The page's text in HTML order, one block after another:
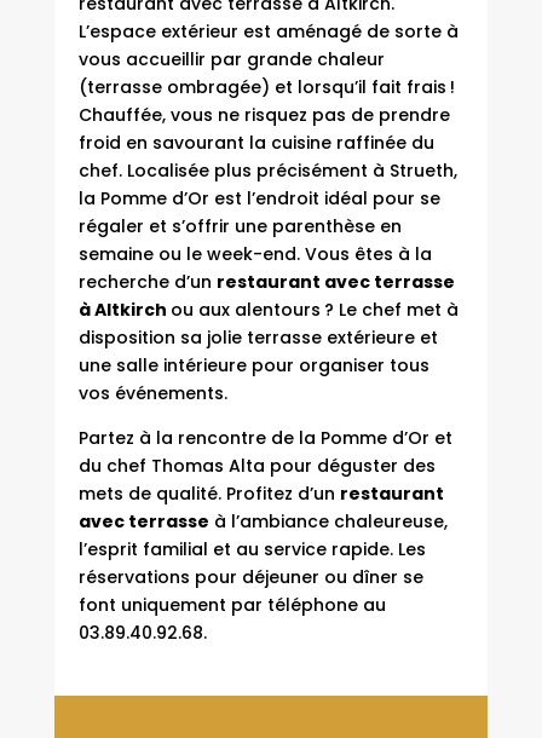
L’espace extérieur est aménagé de sorte à
vous accueillir par grande chaleur
(terrasse ombragée) et lorsqu’il fait frais !
Chauffée, vous ne risquez pas de prendre
froid en savourant la cuisine raffinée du
chef. Localisée plus précisément à Strueth,
la Pomme d’Or est l’endroit idéal pour se
régaler et s’offrir une parenthèse en
semaine ou le week-end. Vous êtes à la
recherche d’un restaurant avec terrasse
à Altkirch ou aux alentours ? Le chef met à
disposition sa jolie terrasse extérieure et
une salle intérieure pour organiser tous
vos événements.
Partez à la rencontre de la Pomme d’Or et
du chef Thomas Alta pour déguster des
mets de qualité. Profitez d’un restaurant
avec terrasse à l’ambiance chaleureuse,
l’esprit familial et au service rapide. Les
réservations pour déjeuner ou dîner se
font uniquement par téléphone au
03.89.40.92.68.